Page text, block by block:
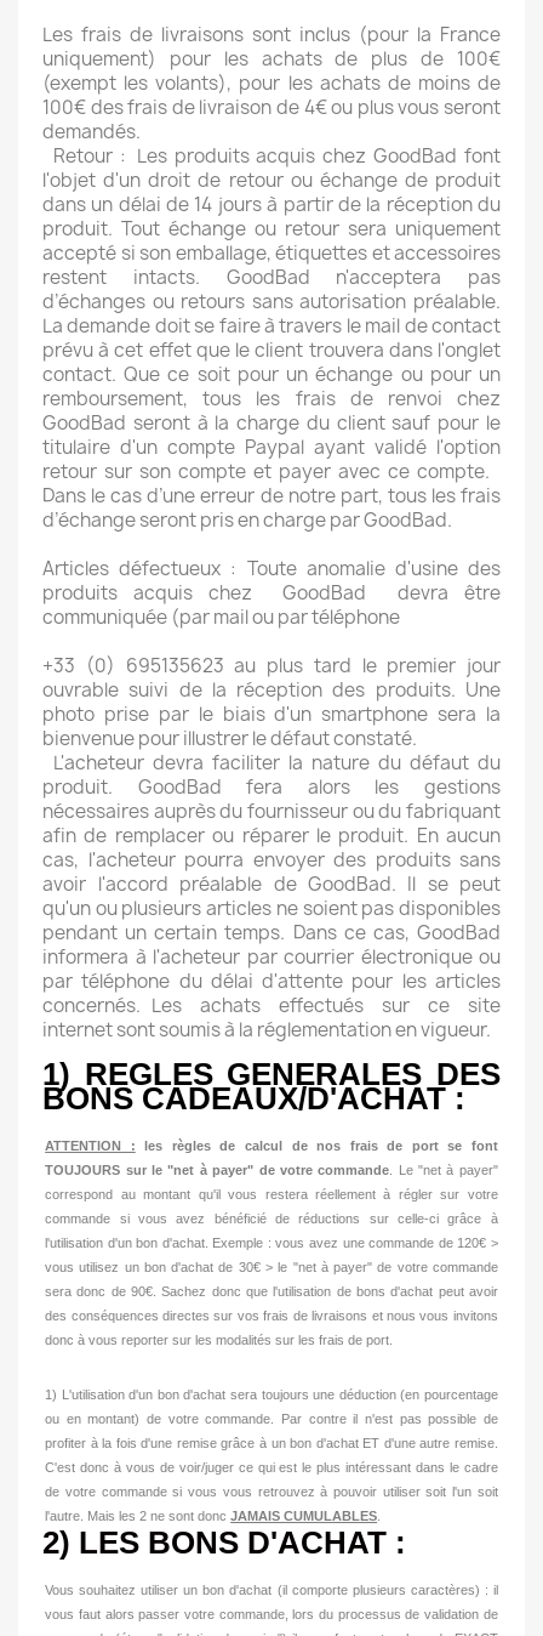
Les frais de livraisons sont inclus (pour la France
uniquement) pour les achats de plus de 100€
(exempt les volants), pour les achats de moins de
100€ des frais de livraison de 4€ ou plus vous seront
demandés.
Retour : Les produits acquis chez GoodBad font
l'objet d'un droit de retour ou échange de produit
dans un délai de 14 jours à partir de la réception du
produit. Tout échange ou retour sera uniquement
accepté si son emballage, étiquettes et accessoires
restent intacts. GoodBad n'acceptera pas
d’échanges ou retours sans autorisation préalable.
La demande doit se faire à travers le mail de contact
prévu à cet effet que le client trouvera dans l'onglet
contact. Que ce soit pour un échange ou pour un
remboursement, tous les frais de renvoi chez
GoodBad seront à la charge du client sauf pour le
titulaire d'un compte Paypal ayant validé l'option
retour sur son compte et payer avec ce compte.
Dans le cas d’une erreur de notre part, tous les frais
d’échange seront pris en charge par GoodBad.
Articles défectueux : Toute anomalie d'usine des
produits acquis chez GoodBad devra être
communiquée (par mail ou par téléphone
+33 (0) 695135623 au plus tard le premier jour
ouvrable suivi de la réception des produits. Une
photo prise par le biais d'un smartphone sera la
bienvenue pour illustrer le défaut constaté.
L'acheteur devra faciliter la nature du défaut du
produit. GoodBad fera alors les gestions
nécessaires auprès du fournisseur ou du fabriquant
afin de remplacer ou réparer le produit. En aucun
cas, l'acheteur pourra envoyer des produits sans
avoir l'accord préalable de GoodBad. Il se peut
qu'un ou plusieurs articles ne soient pas disponibles
pendant un certain temps. Dans ce cas, GoodBad
informera à l'acheteur par courrier électronique ou
par téléphone du délai d'attente pour les articles
concernés. Les achats effectués sur ce site
internet sont soumis à la réglementation en vigueur.
1) REGLES GENERALES DES
BONS CADEAUX/D'ACHAT :
ATTENTION :
les règles de calcul de nos frais de port se font
TOUJOURS sur le "net à payer" de votre commande . Le "net à payer"
correspond au montant qu'il vous restera réellement à régler sur votre
commande si vous avez bénéficié de réductions sur celle-ci grâce à
l'utilisation d'un bon d'achat. Exemple : vous avez une commande de 120€ >
vous utilisez un bon d'achat de 30€ > le "net à payer" de votre commande
sera donc de 90€. Sachez donc que l'utilisation de bons d'achat peut avoir
des conséquences directes sur vos frais de livraisons et nous vous invitons
donc à vous reporter sur les modalités sur les frais de port.
1) L'utilisation d'un bon d'achat sera toujours une déduction (en pourcentage
ou en montant) de votre commande. Par contre il n'est pas possible de
profiter à la fois d'une remise grâce à un bon d'achat ET d'une autre remise.
C'est donc à vous de voir/juger ce qui est le plus intéressant dans le cadre
de votre commande si vous vous retrouvez à pouvoir utiliser soit l'un soit
l'autre. Mais les 2 ne sont doncJAMAIS CUMULABLES
2) LES BONS D'ACHAT :
Vous souhaitez utiliser un bon d'achat (il comporte plusieurs caractères) : il
vous faut alors passer votre commande, lors du processus de validation de